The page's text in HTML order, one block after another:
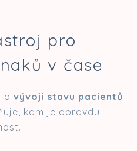
pro
v čase
o vývoji stavu pacientů
kam je opravdu